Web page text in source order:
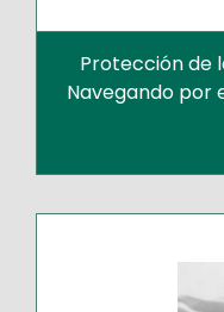
Protección de
Navegando por